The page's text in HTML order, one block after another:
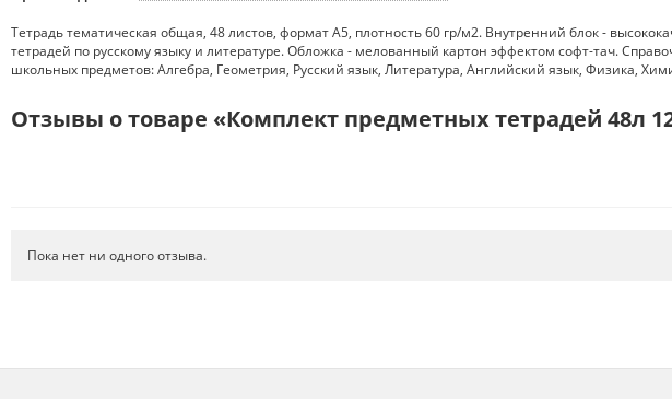
Тетрадь тематическая общая, 48 листов, формат А5, плотность 60 гр/м2. Внутренний блок -
тетрадей по русскому языку и литературе. Обложка - мелованный картон эффектом софт-тач.
школьных предметов: Алгебра, Геометрия, Русский язык, Литература, Английский язык, Физика,
Отзывы о товаре «Комплект предметных тетрадей 48л
Пока нет ни одного отзыва.